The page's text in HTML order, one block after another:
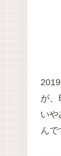
が、
いや
んで